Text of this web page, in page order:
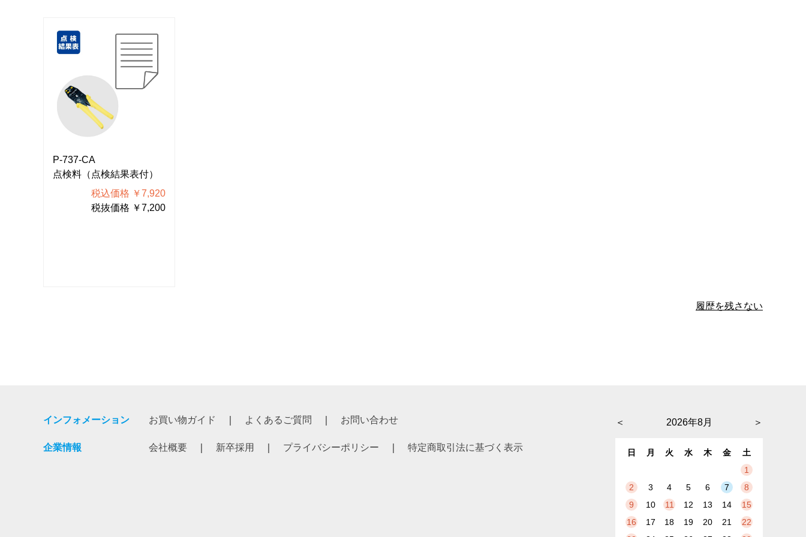
P-737-CA
点検料（点検結果表付）
税込価格 ￥7,920
税抜価格 ￥7,200
履歴を残さない
インフォメーション お買い物ガイド よくあるご質問 お問い合わせ
企業情報 会社概要 新卒採用 プライバシーポリシー 特定商取引法に基づく表示
＜ ＞
2026年8月
日 月 火 水 木 金
土
1
2
3 4 5 6 7
8
9
10 11 12 13 14
15
16
17 18 19 20 21
22